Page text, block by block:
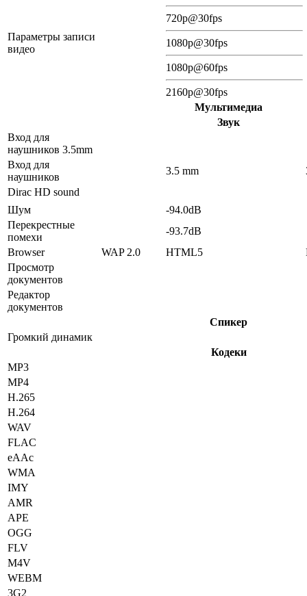
Параметры записи
видео
720p@30fps
1080p@30fps
1080p@60fps
2160p@30fps
Мультимедиа
Звук
Вход для
наушников 3.5mm
Вход для
наушников
3.5 mm
Dirac HD sound
Шум
-94.0dB
Перекрестные
помехи
-93.7dB
Browser
WAP 2.0 HTML5
Просмотр
документов
Редактор
документов
Спикер
Громкий динамик
Кодеки
MP3
MP4
H.265
H.264
WAV
FLAC
eAAc
WMA
IMY
AMR
APE
OGG
FLV
M4V
WEBM
3G2